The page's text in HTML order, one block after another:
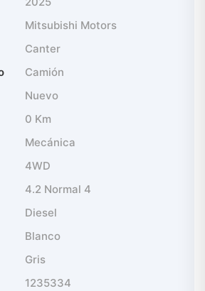
Venta del país
Mitsubishi Motors
Canter
Camión
Nuevo
0 Km
Mecánica
4WD
4.2 Normal 4
Diesel
Blanco
Gris
1235334